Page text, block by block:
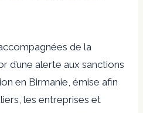
de la
d’une alerte aux sanctions
en Birmanie, émise afin
les entreprises et